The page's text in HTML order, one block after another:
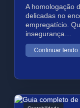
A homologação
delicadas no
empregatício.
insegurança…
Continuar lendo